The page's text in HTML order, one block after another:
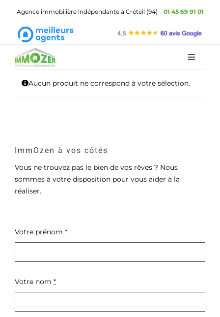
contenu
Agence immobilière indépendante à Créteil (94) – 01 45 69 91 01
Toggle
ImmOzen
Gestion locative
Demander une estimation
Aucun produit ne correspond à votre sélection.
ImmOzen à vos côtés
Vous ne trouvez pas le bien de vos rêves ? Nous
sommes à votre disposition pour vous aider à la
réaliser.
Votre prénom *
Votre nom *